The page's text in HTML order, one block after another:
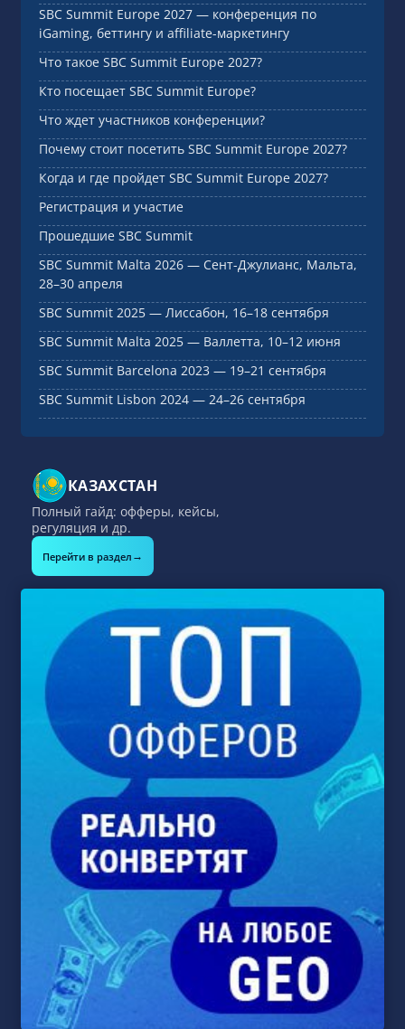
SBC Summit Europe 2027 — конференция по
iGaming, беттингу и affiliate-маркетингу
Что такое SBC Summit Europe 2027?
Кто посещает SBC Summit Europe?
Что ждет участников конференции?
Почему стоит посетить SBC Summit Europe 2027?
Когда и где пройдет SBC Summit Europe 2027?
Регистрация и участие
Прошедшие SBC Summit
SBC Summit Malta 2026 — Сент-Джулианс, Мальта,
28–30 апреля
SBC Summit 2025 — Лиссабон, 16–18 сентября
SBC Summit Malta 2025 — Валлетта, 10–12 июня
SBC Summit Barcelona 2023 — 19–21 сентября
SBC Summit Lisbon 2024 — 24–26 сентября
КАЗАХСТАН
Полный гайд: офферы, кейсы,
регуляция и др.
Перейти в раздел →